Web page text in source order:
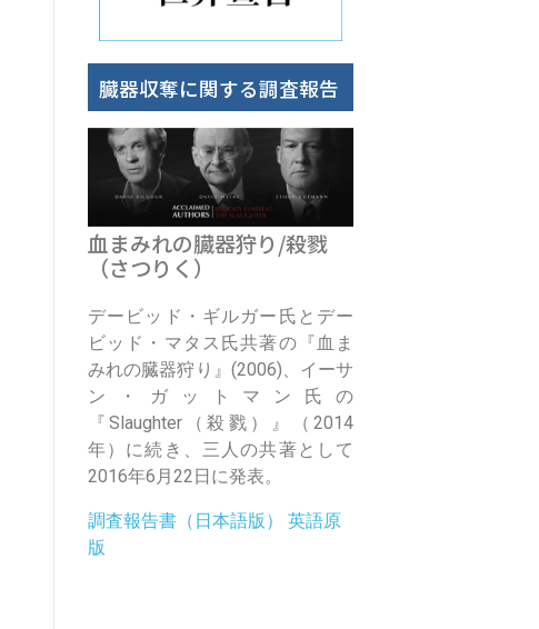
臓器収奪に関する調査報告
血まみれの臓器狩り/殺戮
（さつりく）
デービッド・ギルガー氏とデー
ビッド・マタス氏共著の『血ま
みれの臓器狩り』(2006)、イーサ
ン・ガットマン氏の
『Slaughter（殺戮）』（2014
年）に続き、三人の共著として
2016年6月22日に発表。
調査報告書（日本語版）
英語原
版